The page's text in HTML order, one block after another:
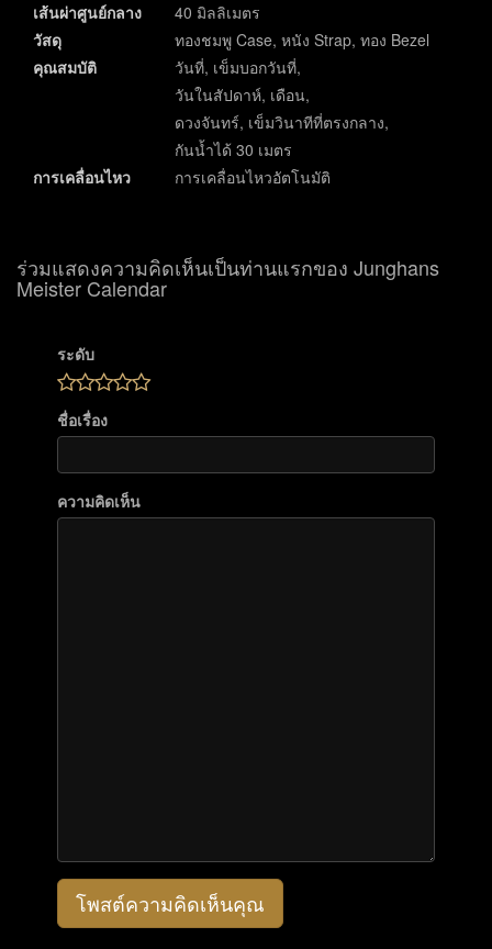
เส้นผ่าศูนย์กลาง
40 มิลลิเมตร
วัสดุ
ทองชมพู Case, หนัง Strap, ทอง Bezel
คุณสมบัติ
วันที่, เข็มบอกวันที่,
วันในสัปดาห์, เดือน,
ดวงจันทร์, เข็มวินาทีที่ตรงกลาง,
กันน้ำได้ 30 เมตร
การเคลื่อนไหว
การเคลื่อนไหวอัตโนมัติ
ร่วมแสดงความคิดเห็นเป็นท่านแรกของ Junghans
Meister Calendar
ระดับ
ชื่อเรื่อง
ความคิดเห็น
โพสต์ความคิดเห็นคุณ